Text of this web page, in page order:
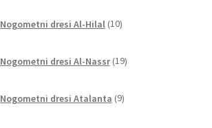
Nogometni dresi Al-Hilal 10izdelkov
Nogometni dresi Al-Nassr 19izdelkov
Nogometni dresi Atalanta 9izdelkov